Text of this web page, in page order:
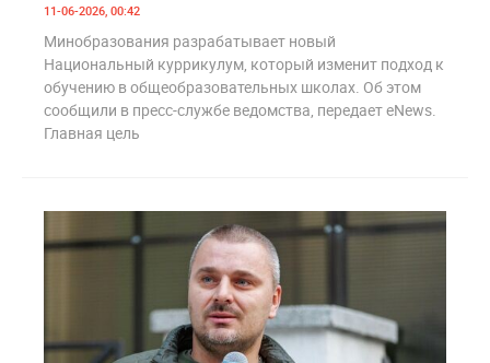
11-06-2026, 00:42
Минобразования разрабатывает новый
Национальный куррикулум, который изменит подход к
обучению в общеобразовательных школах. Об этом
сообщили в пресс-службе ведомства, передает eNews.
Главная цель